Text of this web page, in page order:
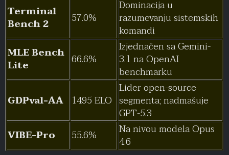
Terminal
Bench 2
57.0%
Dominacija u
razumevanju sistemskih
komandi
MLE Bench
Lite
66.6%
Izjednačen sa Gemini-
3.1 na OpenAI
benchmarku
GDPval-AA 1495 ELO
Lider open-source
segmenta; nadmašuje
GPT-5.3
VIBE-Pro
55.6%
Na nivou modela Opus
4.6